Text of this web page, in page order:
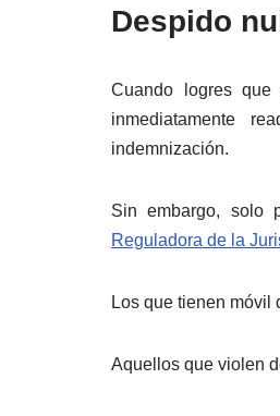
Despido
Cuando logres
inmediatamente
indemnización.
Sin embargo, solo
Reguladora de la
Los que tienen móvil
Aquellos que violen